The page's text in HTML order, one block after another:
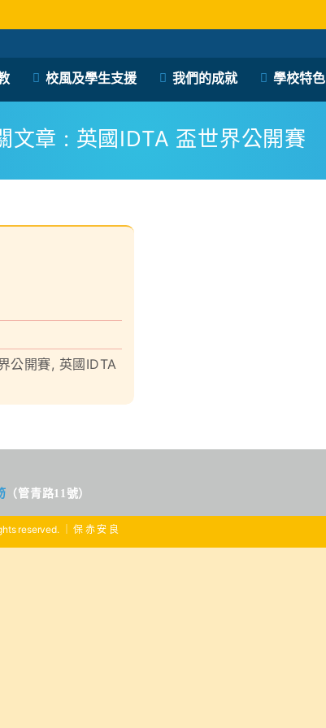
校風及學生支援 我們的成就 學校特色
保良局西區婦女福利會馮李佩瑤小學
文章 : 英國IDTA 盃世界公開賽
公開賽, 英國IDTA
（管青路11號）
reserved. ｜ 保 赤 安 良